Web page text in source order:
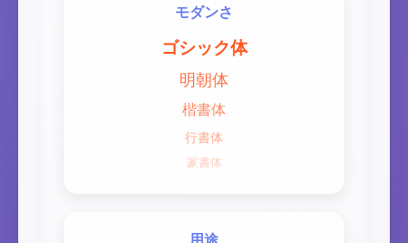
モダンさ
ゴシック体
明朝体
楷書体
行書体
篆書体
用途